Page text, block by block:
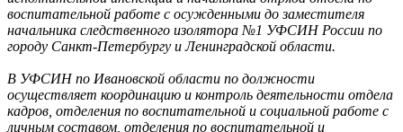
воспитательной работе с осужденными до заместителя
начальника следственного изолятора №1 УФСИН России по
городу Санкт-Петербургу и Ленинградской области.
В УФСИН по Ивановской области по должности
осуществляет координацию и контроль деятельности отдела
кадров, отделения по воспитательной и социальной работе с
личным составом, отделения по воспитательной и